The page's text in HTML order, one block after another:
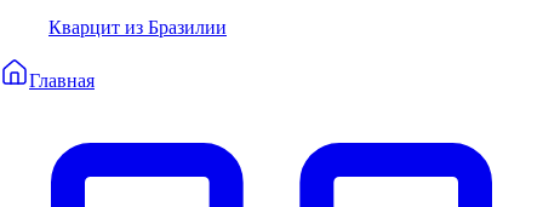
Кварцит из Бразилии
Главная